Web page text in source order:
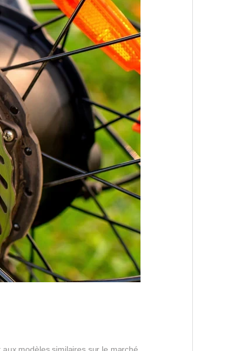
modèles similaires sur le marché,